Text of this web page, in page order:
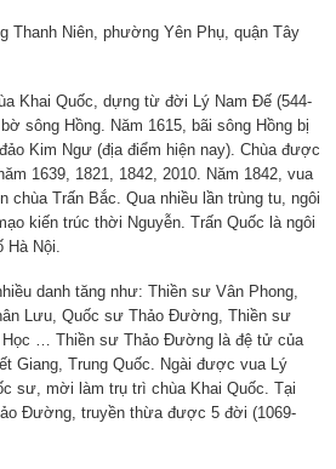
Thanh Niên, phường Yên Phụ, quận Tây
Quốc, dựng từ đời Lý Nam Đế (544-
sông Hồng. Năm 1615, bãi sông Hồng bị
Kim Ngư (địa điểm hiện nay). Chùa được
1639, 1821, 1842, 2010. Năm 1842, vua
chùa Trấn Bắc. Qua nhiều lần trùng tu, ngôi
kiến trúc thời Nguyễn. Trấn Quốc là ngôi
Hà Nội.
danh tăng như: Thiền sư Vân Phong,
Lưu, Quốc sư Thảo Đường, Thiền sư
Học … Thiền sư Thảo Đường là đệ tử của
Giang, Trung Quốc. Ngài được vua Lý
sư, mời làm trụ trì chùa Khai Quốc. Tại
Đường, truyền thừa được 5 đời (1069-